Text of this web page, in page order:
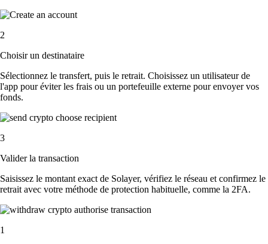
2
Choisir un destinataire
Sélectionnez le transfert, puis le retrait. Choisissez un utilisateur de
l'app pour éviter les frais ou un portefeuille externe pour envoyer vos
fonds.
3
Valider la transaction
Saisissez le montant exact de Solayer, vérifiez le réseau et confirmez le
retrait avec votre méthode de protection habituelle, comme la 2FA.
1